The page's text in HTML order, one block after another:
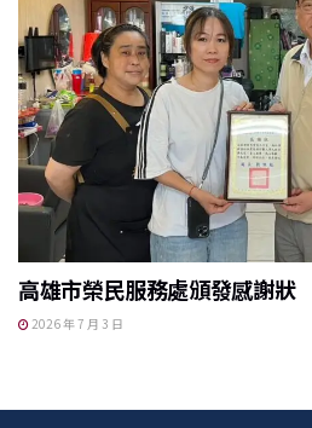
高雄市榮民服務處頒發感謝
2026 年 7 月 3 日